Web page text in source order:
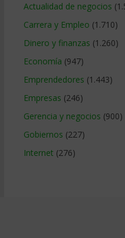
Actualidad de negocios
Carrera y Empleo (1.710)
Dinero y finanzas (1.260)
Economía (947)
Emprendedores (1.443)
Empresas (246)
Gerencia y negocios (900)
Gobiernos (227)
Internet (276)